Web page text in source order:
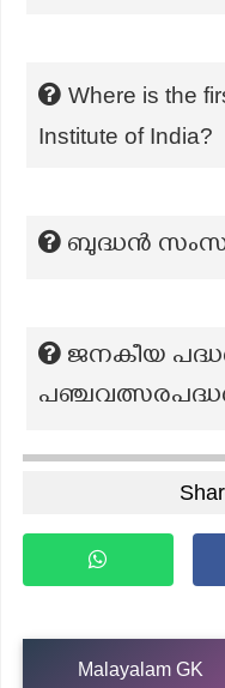
Where is the
Institute of India?
ബുദ്ധൻ
ജനകീയ
Malayalam GK